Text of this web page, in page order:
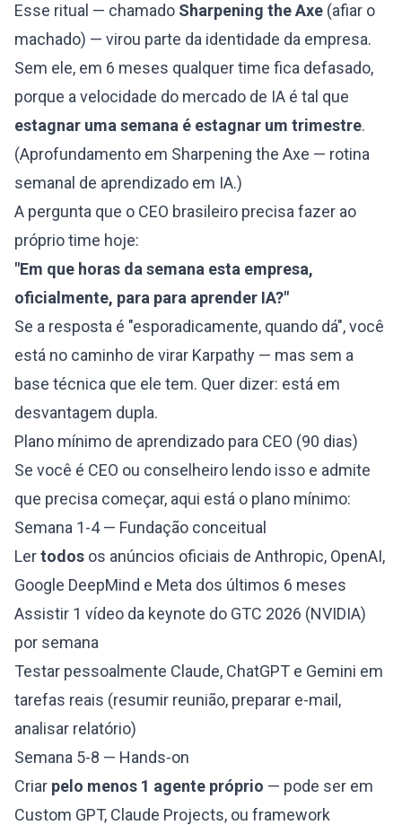
Esse ritual — chamado Sharpening the Axe (afiar o
machado) — virou parte da identidade da empresa.
Sem ele, em 6 meses qualquer time fica defasado,
porque a velocidade do mercado de IA é tal que
estagnar uma semana é estagnar um trimestre.
(Aprofundamento em Sharpening the Axe — rotina
semanal de aprendizado em IA.)
A pergunta que o CEO brasileiro precisa fazer ao
próprio time hoje:
"Em que horas da semana esta empresa,
oficialmente, para para aprender IA?"
Se a resposta é "esporadicamente, quando dá", você
está no caminho de virar Karpathy — mas sem a
base técnica que ele tem. Quer dizer: está em
desvantagem dupla.
Plano mínimo de aprendizado para CEO (90 dias)
Se você é CEO ou conselheiro lendo isso e admite
que precisa começar, aqui está o plano mínimo:
Semana 1-4 — Fundação conceitual
Lertodos os anúncios oficiais de Anthropic, OpenAI,
Google DeepMind e Meta dos últimos 6 meses
Assistir 1 vídeo da keynote do GTC 2026 (NVIDIA)
por semana
Testar pessoalmente Claude, ChatGPT e Gemini em
tarefas reais (resumir reunião, preparar e-mail,
analisar relatório)
Semana 5-8 — Hands-on
Criar pelo menos 1 agente próprio — pode ser em
Custom GPT, Claude Projects, ou framework